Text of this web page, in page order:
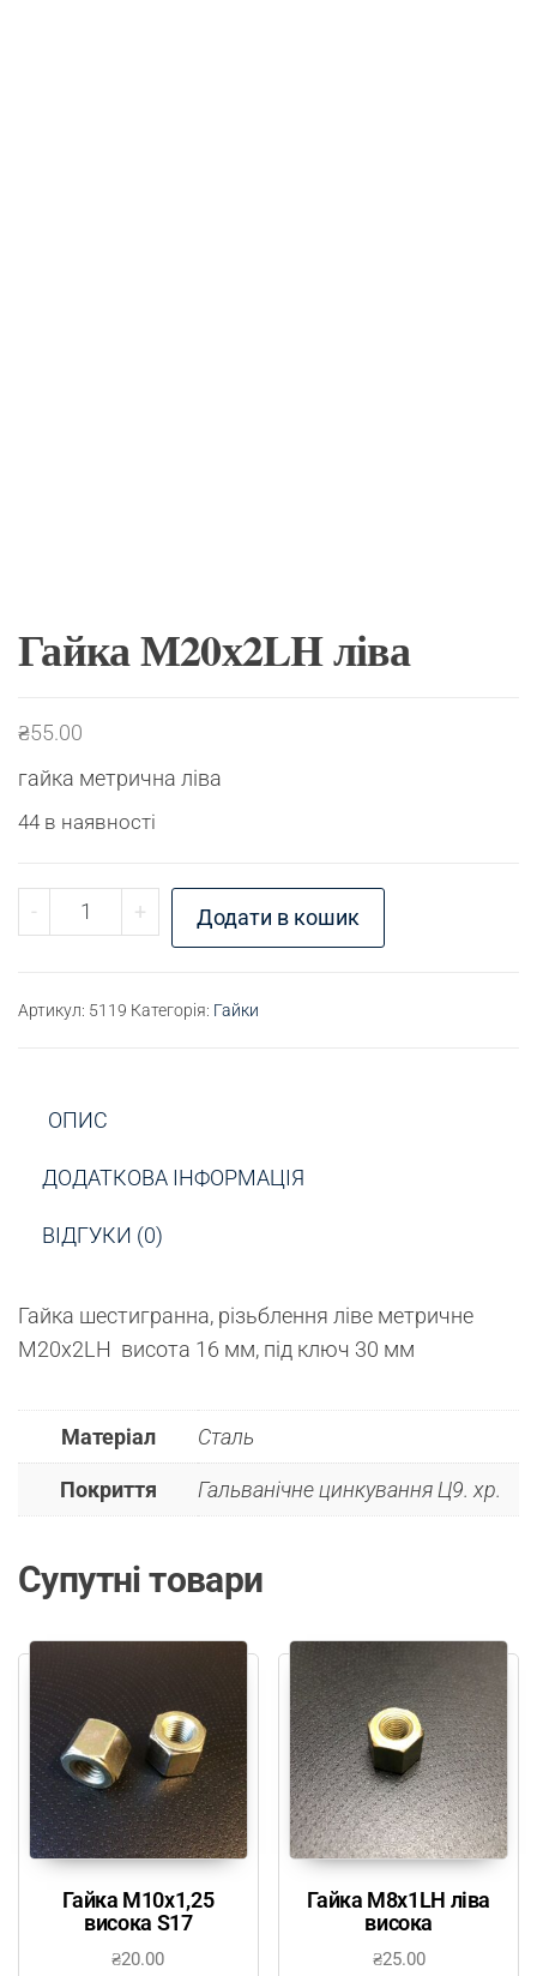
Гайка М20х2LH ліва
₴55.00
гайка метрична ліва
44 в наявності
- Гайка М20х2LH ліва кількість
+ Додати в кошик
Артикул: 5119 Категорія: Гайки
ОПИС
ДОДАТКОВА ІНФОРМАЦІЯ
ВІДГУКИ (0)
Гайка шестигранна, різьблення ліве метричне
М20х2LH висота 16 мм, під ключ 30 мм
Матеріал Сталь
Покриття Гальванічне цинкування Ц9. хр.
Супутні товари
Гайка М10х1,25
висока S17
₴20.00
Гайка М8х1LH ліва
висока
₴25.00